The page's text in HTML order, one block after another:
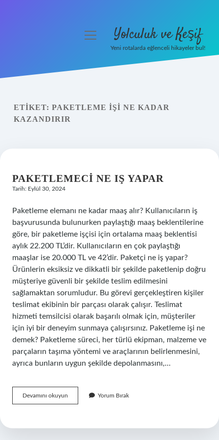
Yasal Uyarı
menüyü Yolculuk ve Keşif
Yeni rotalarda eğlenceli hikayeler bul!
ETIKET: PAKETLEME IŞI NE KADAR
KAZANDIRIR
PAKETLEMECI NE IŞ YAPAR
Tarih: Eylül 30, 2024
Paketleme elemanı ne kadar maaş alır? Kullanıcıların iş
başvurusunda bulunurken paylaştığı maaş beklentilerine
göre, bir paketleme işçisi için ortalama maaş beklentisi
aylık 22.200 TL’dir. Kullanıcıların en çok paylaştığı
maaşlar ise 20.000 TL ve 42’dir. Paketçi ne iş yapar?
Ürünlerin eksiksiz ve dikkatli bir şekilde paketlenip doğru
müşteriye güvenli bir şekilde teslim edilmesini
sağlamaktan sorumludur. Bu görevi gerçekleştiren kişiler
teslimat ekibinin bir parçası olarak çalışır. Teslimat
hizmeti temsilcisi olarak başarılı olmak için, müşteriler
için iyi bir deneyim sunmaya çalışırsınız. Paketleme işi ne
demek? Paketleme süreci, her türlü ekipman, malzeme ve
parçaların taşıma yöntemi ve araçlarının belirlenmesini,
ayrıca bunların uygun şekilde depolanmasını,…
Devamını okuyun Paketlemeci
Ne
Yorum Bırak